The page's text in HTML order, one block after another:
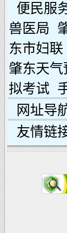
便民服
兽医局
东市妇联
肇东天气
拟考试
网址导
友情链